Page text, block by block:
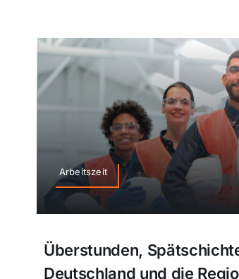
Arbeitszeit
Überstunden,
Deutschland und die